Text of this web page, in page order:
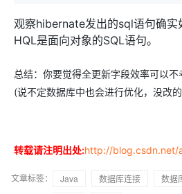
观察hibernate发出的sql语句确实
HQL是面向对象的SQL语句。
总结：你要觉得全更新字段效率可以
(说不定数据库中也会进行优化，没改的
转载请注明出处:http://blog.csdn.net/
文章标签： Java 数据库连接 数据